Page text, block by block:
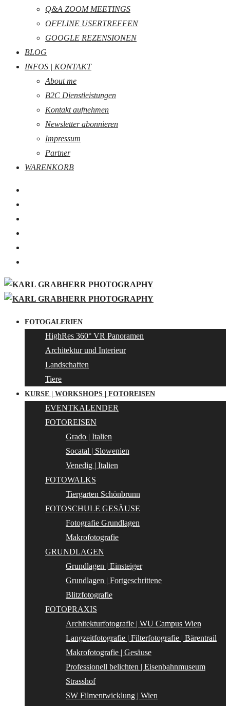
Q&A ZOOM MEETINGS
OFFLINE USERTREFFEN
GOOGLE REZENSIONEN
BLOG
INFOS | KONTAKT
About me
B2C Dienstleistungen
Kontakt aufnehmen
Newsletter abonnieren
Impressum
Partner
WARENKORB
FOTOGALERIEN
HighRes 360° VR Panoramen
Architektur und Interieur
Landschaften
Tiere
KURSE | WORKSHOPS | FOTOREISEN
EVENTKALENDER
FOTOREISEN
Grado | Italien
Socatal | Slowenien
Venedig | Italien
FOTOWALKS
Tiergarten Schönbrunn
FOTOSCHULE GESÄUSE
Fotografie Grundlagen
Makrofotografie
GRUNDLAGEN
Grundlagen | Einsteiger
Grundlagen | Fortgeschrittene
Blitzfotografie
FOTOPRAXIS
Architekturfotografie | WU Campus Wien
Langzeitfotografie | Filterfotografie | Bärentrail
Makrofotografie | Gesäuse
Professionell belichten | Eisenbahnmuseum
Strasshof
SW Filmentwicklung | Wien